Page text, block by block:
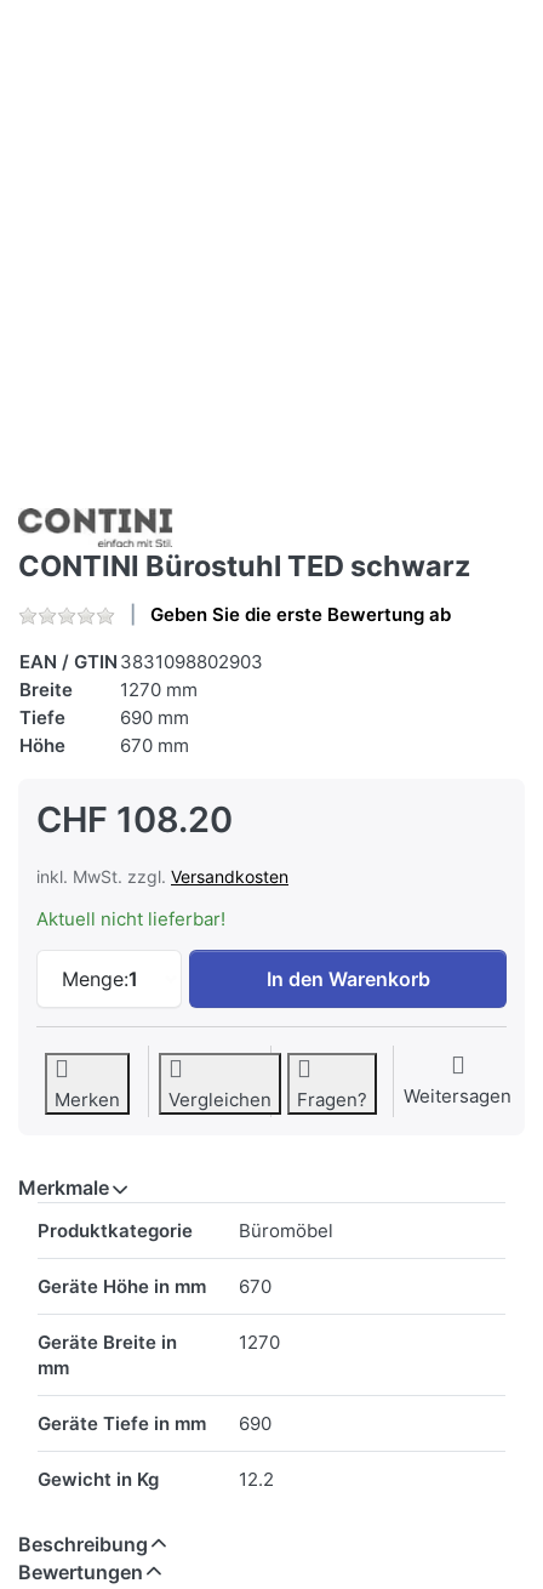
CONTINI Bürostuhl TED schwarz
Geben Sie die erste Bewertung ab
EAN / GTIN 3831098802903
Breite
1270 mm
Tiefe
690 mm
Höhe
670 mm
CHF 108.20
inkl. MwSt. zzgl. Versandkosten
Aktuell nicht lieferbar!
Menge:1
CONTINI Bürostuhl TED schwarz zu CHF
In den Warenkorb
Merken Vergleichen Fragen? Weitersagen
Merkmale
Produktkategorie Büromöbel
Geräte Höhe in mm 670
Geräte Breite in
mm
1270
Geräte Tiefe in mm 690
Gewicht in Kg 12.2
Beschreibung
Bewertungen